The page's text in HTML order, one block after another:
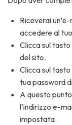
Riceverai
accedere al
Clicca sul
del sito.
Clicca sul
tua password
A questo
l’indirizzo e-
impostata.